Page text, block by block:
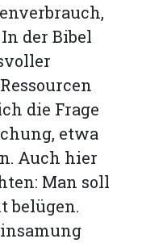
der Bibel
die Frage
etwa
Auch hier
Man soll
belügen.